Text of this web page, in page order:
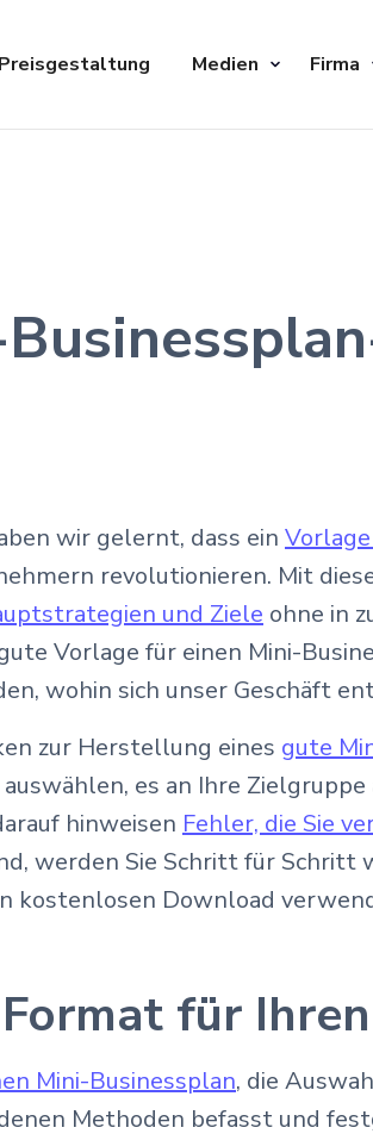
Preisgestaltung Medien Firma
wir gelernt, dass ein
revolutionieren. Mit
und Ziele ohne in
Vorlage für einen Mini-
wohin sich unser Geschäft
zur Herstellung eines gute
es an Ihre
hinweisen Fehler, die Sie
werden Sie Schritt für Schritt
kostenlosen Download
für
Mini-Businessplan, die
Methoden befasst und